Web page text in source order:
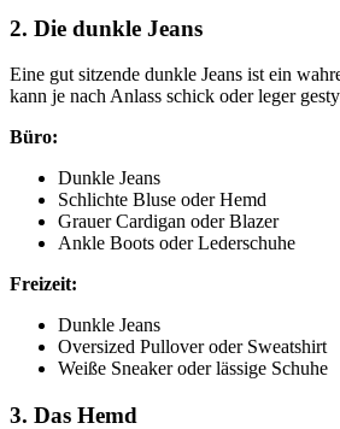
2. Die dunkle Jeans
Eine gut sitzende dunkle Jeans ist ein
kann je nach Anlass schick oder leger
Büro:
Dunkle Jeans
Schlichte Bluse oder Hemd
Grauer Cardigan oder Blazer
Ankle Boots oder Lederschuhe
Freizeit:
Dunkle Jeans
Oversized Pullover oder Sweatshirt
Weiße Sneaker oder lässige Schuhe
3. Das Hemd